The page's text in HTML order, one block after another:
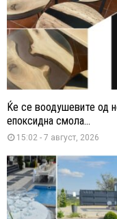
Ќе се воодушевите од
епоксидна смола...
15:02 - 7 август, 2026